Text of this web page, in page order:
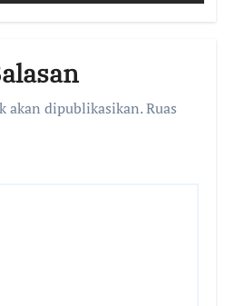
akan dipublikasikan.Ruas